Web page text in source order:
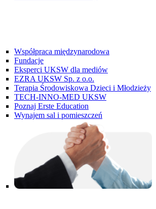
Współpraca międzynarodowa
Fundacje
Eksperci UKSW dla mediów
EZRA UKSW Sp. z o.o.
Terapia Środowiskowa Dzieci i Młodzieży
TECH-INNO-MED UKSW
Poznaj Erste Education
Wynajem sal i pomieszczeń